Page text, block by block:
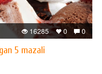
0
0
16285
5 mazali